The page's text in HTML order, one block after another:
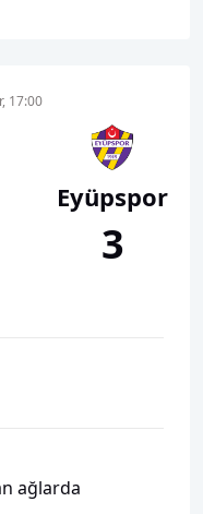
17:00
Eyüpspor
3
ağlarda